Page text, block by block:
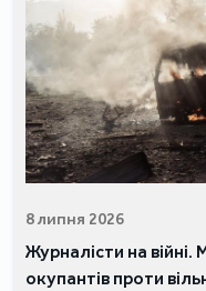
8 липня 2026
Журналісти на війні.
окупантів проти